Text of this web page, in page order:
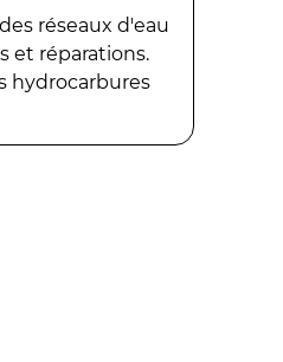
réseaux d'eau
et réparations.
hydrocarbures